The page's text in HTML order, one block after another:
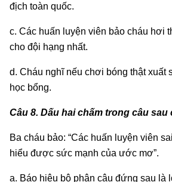
địch toàn quốc.
c. Các huấn luyện viên bảo cháu hơi
cho đội hạng nhất.
d. Cháu nghĩ nếu chơi bóng thật xuất
học bổng.
Câu 8. Dấu hai chấm trong câu
Ba cháu bảo: “Các huấn luyện viên
hiểu được sức mạnh của ước mơ”.
a. Báo hiệu bộ phận câu đứng sau là